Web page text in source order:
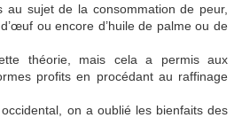
au sujet de la consommation de peur,
ou encore d’huile de palme ou de
théorie, mais cela a permis aux
profits en procédant au raffinage
on a oublié les bienfaits des